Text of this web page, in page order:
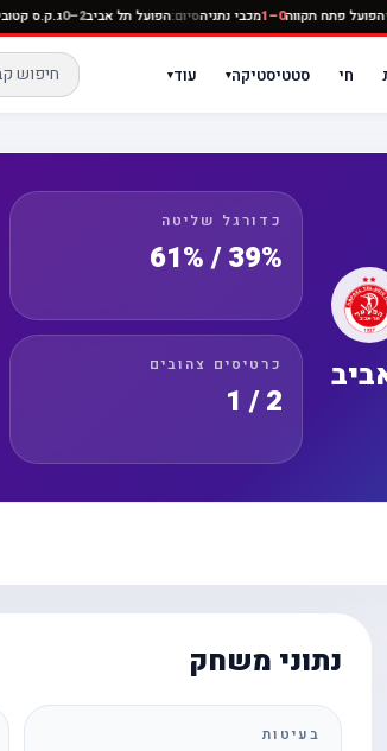
תקווה חיהפועל פתח תקווה0–1 מכבי נתניהסיום:הפועל תל אביב2–0
חי סטטיסטיקה▾ עוד▾
כדורגל שליטה
39% / 61%
כרטיסים צהובים
2 / 1
נתוני משחק
בעיטות